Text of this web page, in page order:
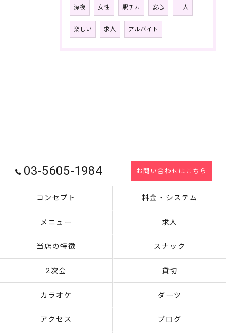
深夜 女性 駅チカ 安心 一人
楽しい 求人 アルバイト
03-5605-1984 お問い合わせはこちら
コンセプト 料金・システム
メニュー 求人
当店の特徴 スナック
2次会 貸切
カラオケ ダーツ
アクセス ブログ